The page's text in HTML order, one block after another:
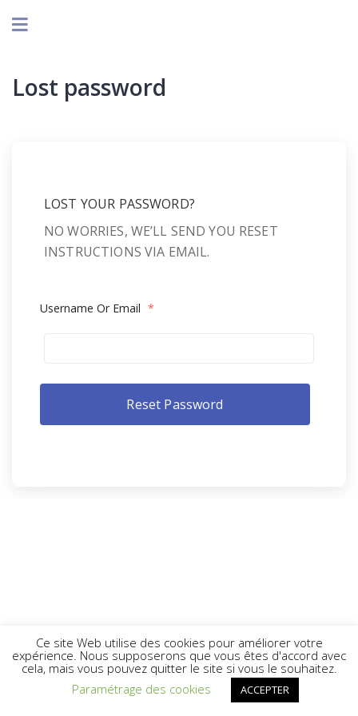
Lost password
LOST YOUR PASSWORD?
NO WORRIES, WE’LL SEND YOU RESET
INSTRUCTIONS VIA EMAIL.
Username Or Email *
Ce site Web utilise des cookies pour améliorer votre
expérience. Nous supposerons que vous êtes d'accord avec
cela, mais vous pouvez quitter le site si vous le souhaitez.
Paramétrage des cookies
ACCEPTER